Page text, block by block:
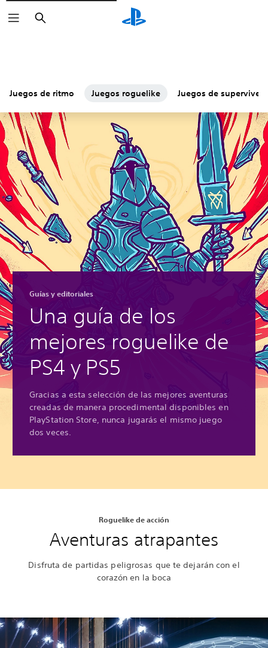
Buscar
Juegos de ritmo Juegos roguelike Juegos de
Guías y editoriales
Una guía de los
mejores roguelike de
PS4 y PS5
Gracias a esta selección de las mejores aventuras
creadas de manera procedimental disponibles en
PlayStation Store, nunca jugarás el mismo juego
dos veces.
Roguelike de acción
Aventuras atrapantes
Disfruta de partidas peligrosas que te dejarán con el
corazón en la boca